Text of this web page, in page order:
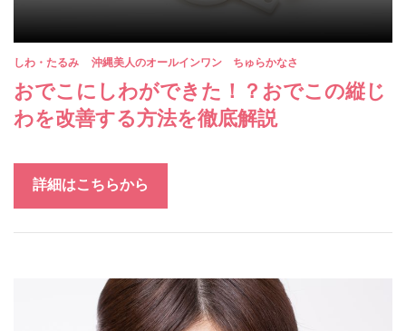
しわ・たるみ 沖縄美人のオールインワン ちゅらかなさ
おでこにしわができた！？おでこの縦じ
わを改善する方法を徹底解説
詳細はこちらから